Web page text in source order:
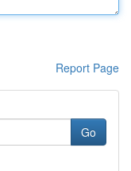
Report Page
Go